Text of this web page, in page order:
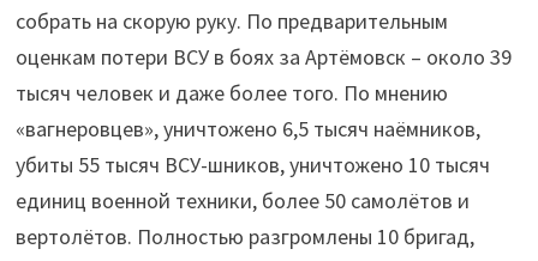
собрать на скорую руку. По предварительным
оценкам потери ВСУ в боях за Артёмовск – около 39
тысяч человек и даже более того. По мнению
«вагнеровцев», уничтожено 6,5 тысяч наёмников,
убиты 55 тысяч ВСУ-шников, уничтожено 10 тысяч
единиц военной техники, более 50 самолётов и
вертолётов. Полностью разгромлены 10 бригад,